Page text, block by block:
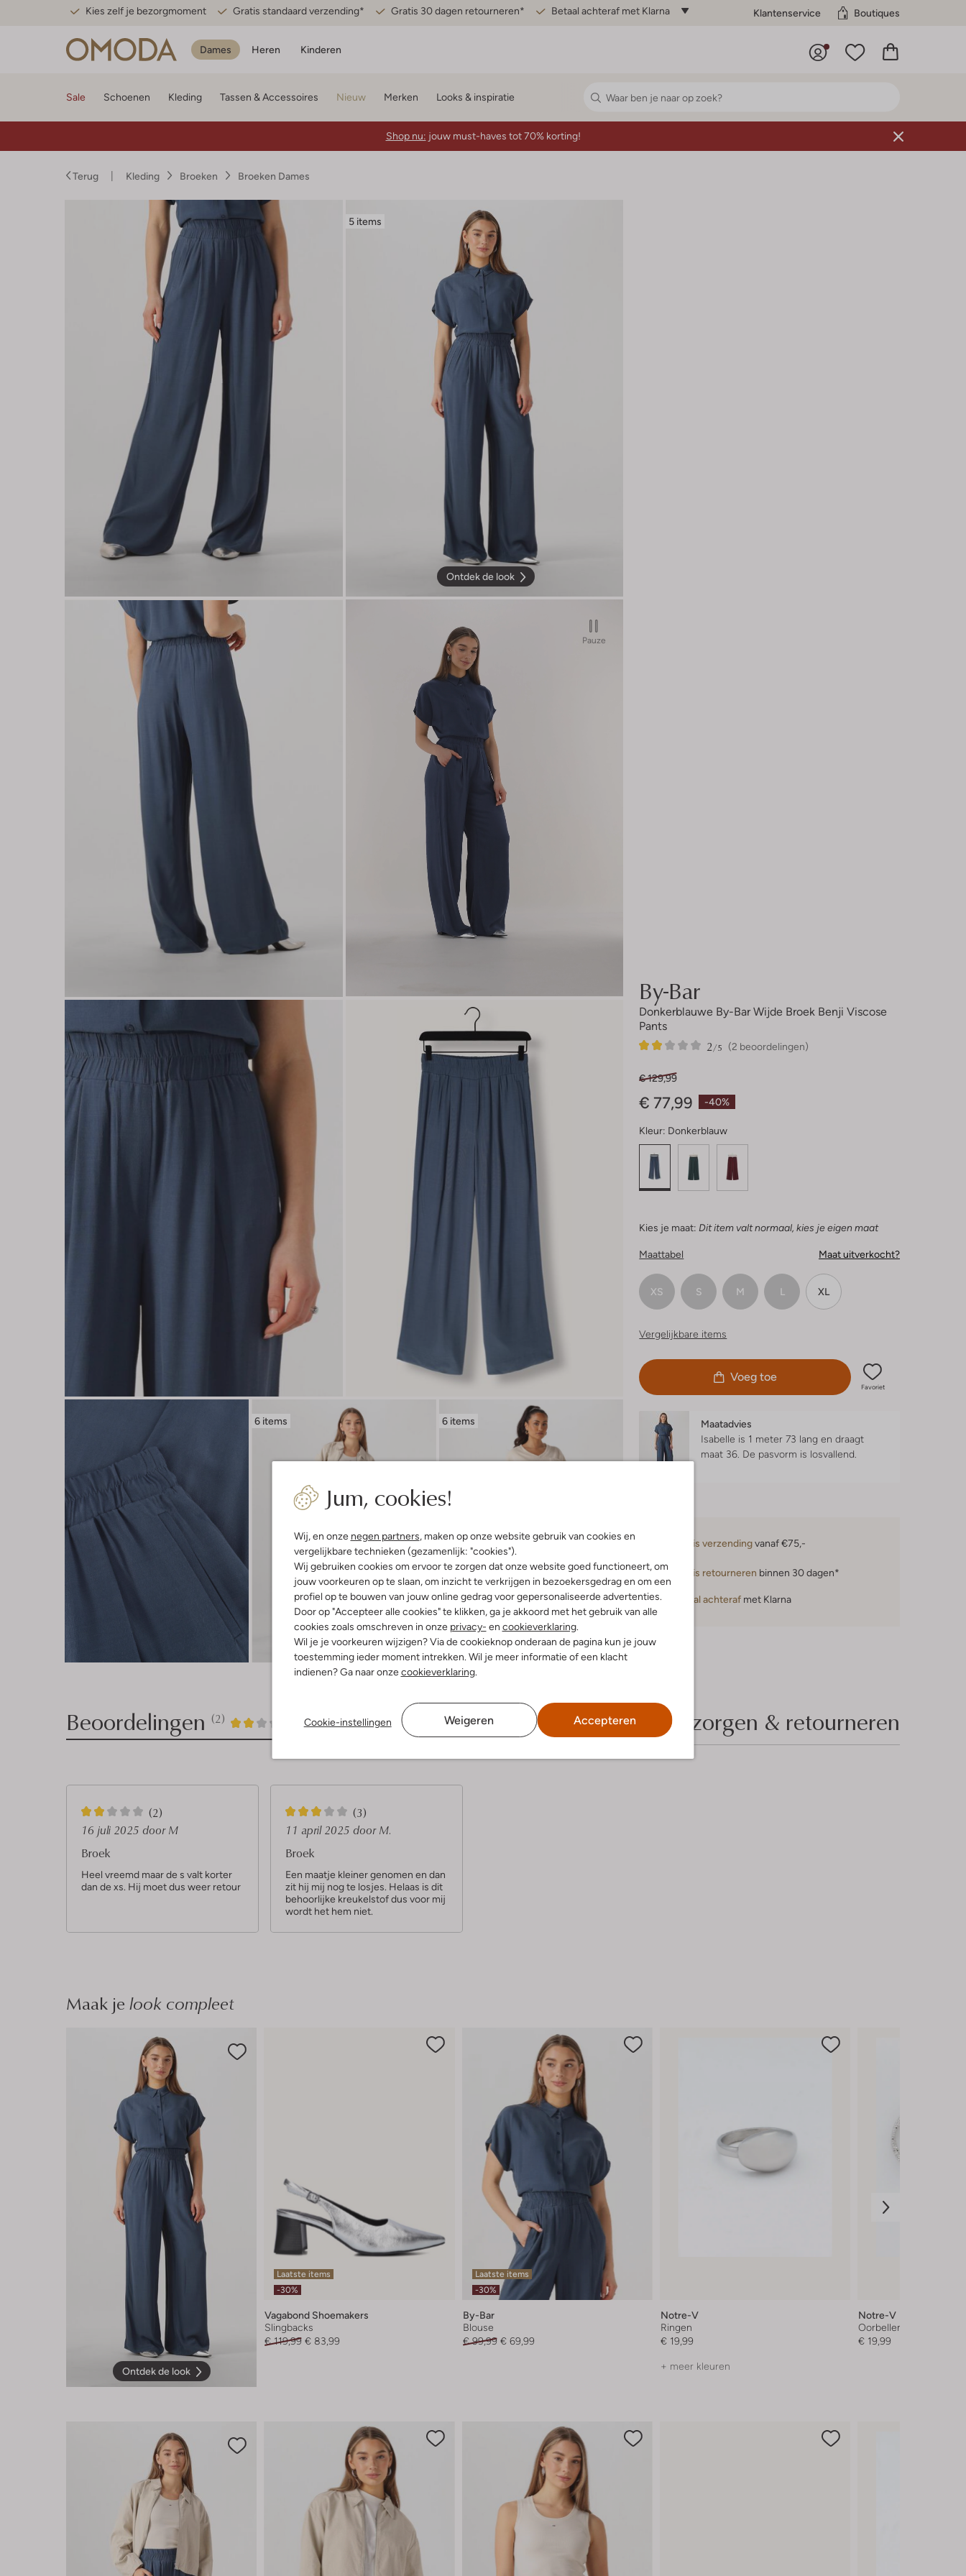
Kies zelf je bezorgmoment Gratis standaard verzending* Gratis 30 dagen retourneren* Betaal achteraf met Klarna Klantenservice Boutiques
Dames Heren Kinderen
Jum, cookies!
Wij, en onze negen partners, maken op onze website gebruik van cookies en
vergelijkbare technieken (gezamenlijk: "cookies").
Wij gebruiken cookies om ervoor te zorgen dat onze website goed functioneert, om
jouw voorkeuren op te slaan, om inzicht te verkrijgen in bezoekersgedrag en om een
profiel op te bouwen van jouw online gedrag voor gepersonaliseerde advertenties.
Door op "Accepteer alle cookies" te klikken, ga je akkoord met het gebruik van alle
cookies zoals omschreven in onze privacy- en cookieverklaring.
Wil je je voorkeuren wijzigen? Via de cookieknop onderaan de pagina kun je jouw
toestemming ieder moment intrekken. Wil je meer informatie of een klacht
indienen? Ga naar onzecookieverklaring.
Cookie-instellingen Weigeren Accepteren
Sale Schoenen Kleding Tassen & Accessoires Nieuw Merken Looks & inspiratie
Shop nu: jouw must-haves tot 70% korting!
Terug Kleding Broeken Broeken Dames
5 items
Ontdek de look
Pauze
6 items
Ontdek de look
6 items
Ontdek de look
By-Bar
Donkerblauwe By-Bar Wijde Broek Benji Viscose
Pants
(2 beoordelingen)
2/5
2
2
-40%
€ 129,99
€ 77,99
Kleur: Donkerblauw
Kies je maat: Dit item valt normaal, kies je eigen maat
Maattabel Maat uitverkocht?
XS S M L XL
Vergelijkbare items
Voeg toe
Favoriet
Maatadvies
Isabelle is 1 meter 73 lang en draagt
maat 36. De pasvorm is losvallend.
Gratis verzendingvanaf €75,-
Gratis retourneren binnen 30 dagen*
Betaal achteraf met Klarna
Product informatie
Beoordelingen (2) 2/5
2
2
Bezorgen & retourneren
2
S
t
e
r
e
(2)
16 juli 2025 door M
Broek
Heel vreemd maar de s valt korter
dan de xs. Hij moet dus weer retour
3
S
t
e
r
r
e
(3)
11 april 2025 door M.
Broek
Een maatje kleiner genomen en dan
zit hij mij nog te losjes. Helaas is dit
behoorlijke kreukelstof dus voor mij
wordt het hem niet.
Maak je look compleet
Ontdek de look
Laatste items
-30%
Vagabond Shoemakers
Slingbacks
€ 119,99 € 83,99
Laatste items
-30%
By-Bar
Blouse
€ 99,99 € 69,99
Notre-V
Ringen
€ 19,99
+ meer kleuren
Notre-V
Oorbellen
€ 19,99